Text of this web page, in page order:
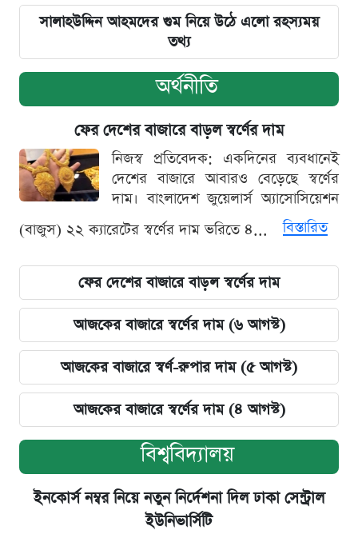
সালাহউদ্দিন আহমদের গুম নিয়ে উঠে এলো রহস্যময়
তথ্য
অর্থনীতি
ফের দেশের বাজারে বাড়ল স্বর্ণের দাম
নিজস্ব প্রতিবেদক: একদিনের ব্যবধানেই
দেশের বাজারে আবারও বেড়েছে স্বর্ণের
দাম। বাংলাদেশ জুয়েলার্স অ্যাসোসিয়েশন
(বাজুস) ২২ ক্যারেটের স্বর্ণের দাম ভরিতে ৪...
বিস্তারিত
ফের দেশের বাজারে বাড়ল স্বর্ণের দাম
আজকের বাজারে স্বর্ণের দাম (৬ আগস্ট)
আজকের বাজারে স্বর্ণ-রুপার দাম (৫ আগস্ট)
আজকের বাজারে স্বর্ণের দাম (৪ আগস্ট)
বিশ্ববিদ্যালয়
ইনকোর্স নম্বর নিয়ে নতুন নির্দেশনা দিল ঢাকা সেন্ট্রাল
ইউনিভার্সিটি